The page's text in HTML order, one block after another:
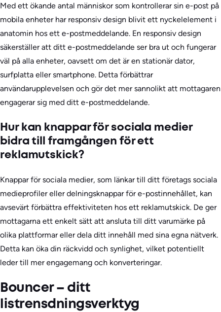
Med ett ökande antal människor som kontrollerar sin e-post på
mobila enheter har responsiv design blivit ett nyckelelement i
anatomin hos ett e-postmeddelande. En responsiv design
säkerställer att ditt e-postmeddelande ser bra ut och fungerar
väl på alla enheter, oavsett om det är en stationär dator,
surfplatta eller smartphone. Detta förbättrar
användarupplevelsen och gör det mer sannolikt att mottagaren
engagerar sig med ditt e-postmeddelande.
Hur kan knappar för sociala medier
bidra till framgången för ett
reklamutskick?
Knappar för sociala medier, som länkar till ditt företags sociala
medieprofiler eller delningsknappar för e-postinnehållet, kan
avsevärt förbättra effektiviteten hos ett reklamutskick. De ger
mottagarna ett enkelt sätt att ansluta till ditt varumärke på
olika plattformar eller dela ditt innehåll med sina egna nätverk.
Detta kan öka din räckvidd och synlighet, vilket potentiellt
leder till mer engagemang och konverteringar.
Bouncer – ditt
listrensdningsverktyg